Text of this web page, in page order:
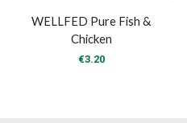
WELLFED Pure Fish &
Chicken
€3.20